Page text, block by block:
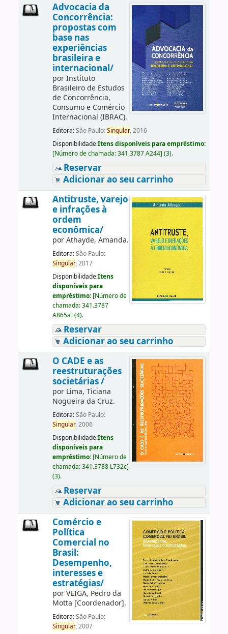
Advocacia da
Concorrência:
propostas com
base nas
experiências
brasileira e
internacional/
porInstituto
Brasileiro de Estudos
de Concorrência,
Consumo e Comércio
Internacional (IBRAC).
Editora:São Paulo:Singular, 2016
Disponibilidade:Itens disponíveis para empréstimo:
[Número de chamada:341.3787 A244] (3).
Reservar
Adicionar ao seu carrinho
Antitruste, varejo
e infrações à
ordem
econômica/
porAthayde, Amanda.
Editora:São Paulo:
Singular, 2017
Disponibilidade:Itens
disponíveis para
empréstimo: [Número de
chamada:341.3787
A865a] (4).
Reservar
Adicionar ao seu carrinho
O CADE e as
reestruturações
societárias /
por Lima, Ticiana
Nogueira da Cruz.
Editora:São Paulo:
Singular, 2006
Disponibilidade:Itens
disponíveis para
empréstimo: [Número de
chamada:341.3788 L732c]
(3).
Reservar
Adicionar ao seu carrinho
Comércio e
Política
Comercial no
Brasil:
Desempenho,
interesses e
estratégias/
porVEIGA, Pedro da
Motta [Coordenador].
Editora:São Paulo:
Singular, 2007